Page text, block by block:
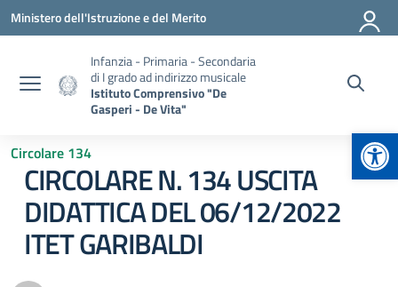
Vai ai contenuti
Vai al menu di navigazione
Vai al footer
Ministero dell'Istruzione e del Merito
Infanzia - Primaria - Secondaria
di I grado ad indirizzo musicale
Istituto Comprensivo "De
Gasperi - De Vita"
Circolare 134
CIRCOLARE N. 134 USCITA
DIDATTICA DEL 06/12/2022
ITET GARIBALDI